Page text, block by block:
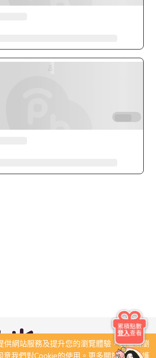
供網站服務及提升您的瀏覽體驗，若繼續瀏
意我們對Cookie的使用。更多關於隱私保護
累積點數
登入查看